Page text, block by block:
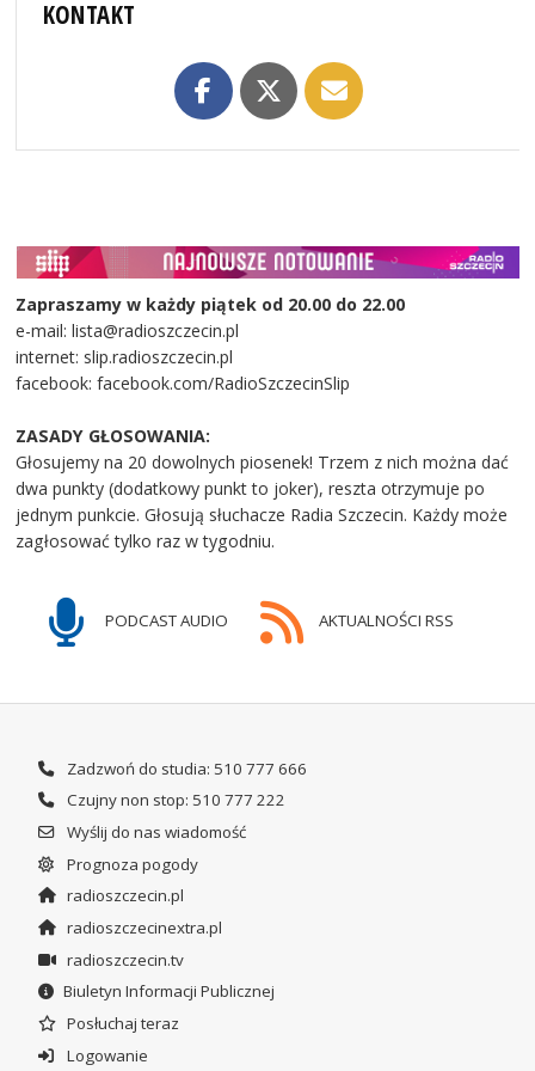
KONTAKT
Zapraszamy w każdy piątek od 20.00 do 22.00
e-mail: lista@radioszczecin.pl
internet: slip.radioszczecin.pl
facebook: facebook.com/RadioSzczecinSlip
ZASADY GŁOSOWANIA:
Głosujemy na 20 dowolnych piosenek! Trzem z nich można dać
dwa punkty (dodatkowy punkt to joker), reszta otrzymuje po
jednym punkcie. Głosują słuchacze Radia Szczecin. Każdy może
zagłosować tylko raz w tygodniu.
PODCAST AUDIO AKTUALNOŚCI RSS
Zadzwoń do studia: 510 777 666
Czujny non stop: 510 777 222
Wyślij do nas wiadomość
Prognoza pogody
radioszczecin.pl
radioszczecinextra.pl
radioszczecin.tv
Biuletyn Informacji Publicznej
Posłuchaj teraz
Logowanie